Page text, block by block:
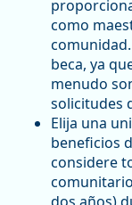
como
beca, ya
menudo
solicitudes
Elija una
beneficios
considere